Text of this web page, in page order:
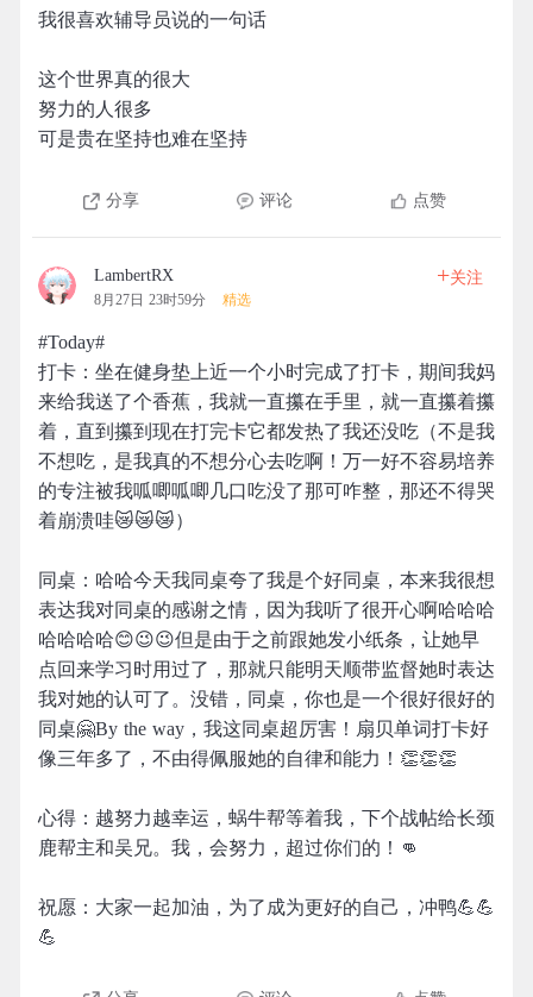
我很喜欢辅导员说的一句话
这个世界真的很大
努力的人很多
可是贵在坚持也难在坚持
分享 评论 点赞
LambertRX
8月27日 23时59分 精选
+关注
#Today#
打卡：坐在健身垫上近一个小时完成了打卡，期间我妈
来给我送了个香蕉，我就一直攥在手里，就一直攥着攥
着，直到攥到现在打完卡它都发热了我还没吃（不是我
不想吃，是我真的不想分心去吃啊！万一好不容易培养
的专注被我呱唧呱唧几口吃没了那可咋整，那还不得哭
着崩溃哇😿😿😿）
同桌：哈哈今天我同桌夸了我是个好同桌，本来我很想
表达我对同桌的感谢之情，因为我听了很开心啊哈哈哈
哈哈哈哈😊😉😉但是由于之前跟她发小纸条，让她早
点回来学习时用过了，那就只能明天顺带监督她时表达
我对她的认可了。没错，同桌，你也是一个很好很好的
同桌🤗By the way，我这同桌超厉害！扇贝单词打卡好
像三年多了，不由得佩服她的自律和能力！👏👏👏
心得：越努力越幸运，蜗牛帮等着我，下个战帖给长颈
鹿帮主和吴兄。我，会努力，超过你们的！👊
祝愿：大家一起加油，为了成为更好的自己，冲鸭💪💪
💪